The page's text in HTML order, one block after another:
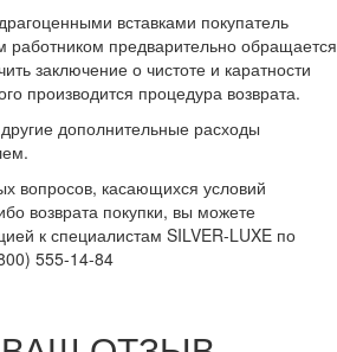
вставками покупатель
предварительно обращается
заключение о чистоте и каратности
производится процедура возврата.
дополнительные расходы
вопросов, касающихся условий
возврата покупки, вы можете
к специалистам SILVER-LUXE по
555-14-84